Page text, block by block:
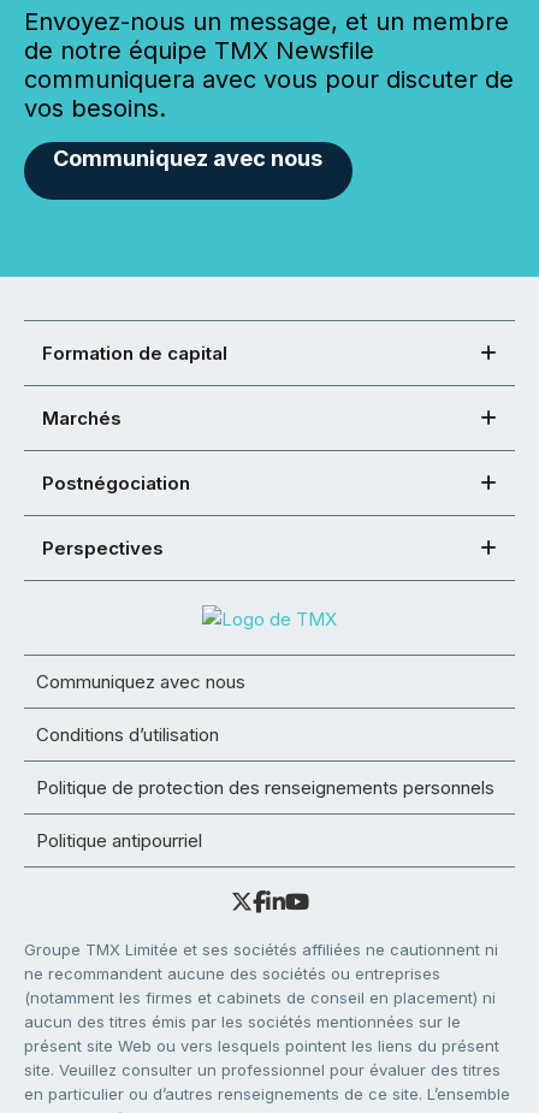
Envoyez-nous un message, et un membre
de notre équipe TMX Newsfile
communiquera avec vous pour discuter de
vos besoins.
Communiquez avec nous
Formation de capital
Marchés
Postnégociation
Perspectives
Communiquez avec nous
Conditions d’utilisation
Politique de protection des renseignements personnels
Politique antipourriel
Groupe TMX Limitée et ses sociétés affiliées ne cautionnent ni
ne recommandent aucune des sociétés ou entreprises
(notamment les firmes et cabinets de conseil en placement) ni
aucun des titres émis par les sociétés mentionnées sur le
présent site Web ou vers lesquels pointent les liens du présent
site. Veuillez consulter un professionnel pour évaluer des titres
en particulier ou d’autres renseignements de ce site. L’ensemble